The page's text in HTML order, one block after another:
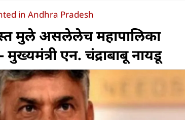
in Andhra Pradesh
मुले असलेलेच महापालिका
एन. चंद्राबाबू नायडू